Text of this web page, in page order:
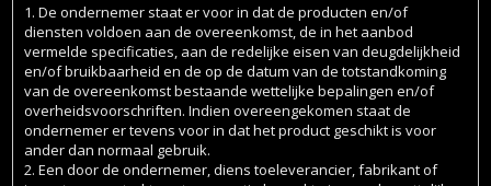
1. De ondernemer staat er voor in dat de producten en/of
diensten voldoen aan de overeenkomst, de in het aanbod
vermelde specificaties, aan de redelijke eisen van deugdelijkheid
en/of bruikbaarheid en de op de datum van de totstandkoming
van de overeenkomst bestaande wettelijke bepalingen en/of
overheidsvoorschriften. Indien overeengekomen staat de
ondernemer er tevens voor in dat het product geschikt is voor
ander dan normaal gebruik.
2. Een door de ondernemer, diens toeleverancier, fabrikant of